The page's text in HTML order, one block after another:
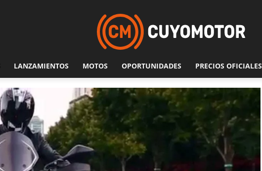
LANZAMIENTOS MOTOS OPORTUNIDADES PRECIOS OFICIALES